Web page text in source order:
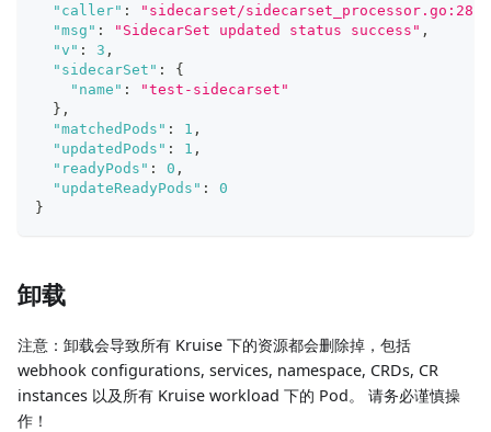
"caller" :
"sidecarset/sidecarset_processor.go:280"
"msg" : "SidecarSet updated status success" ,
"v" : 3 ,
"sidecarSet" :
{
"name" :
"test-sidecarset"
} ,
"matchedPods" : 1 ,
"updatedPods" : 1 ,
"readyPods" : 0 ,
"updateReadyPods" :
0
}
卸载
注意：卸载会导致所有 Kruise 下的资源都会删除掉，包括
webhook configurations, services, namespace, CRDs, CR
instances 以及所有 Kruise workload 下的 Pod。 请务必谨慎操
作！